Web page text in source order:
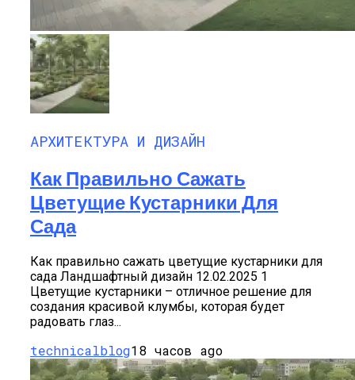
АРХИТЕКТУРА И ДИЗАЙН
Как Правильно Сажать
Цветущие Кустарники Для
Сада
Как правильно сажать цветущие кустарники для
сада Ландшафтный дизайн 12.02.2025 1
Цветущие кустарники – отличное решение для
создания красивой клумбы, которая будет
радовать глаз...
technicalblog18 часов ago